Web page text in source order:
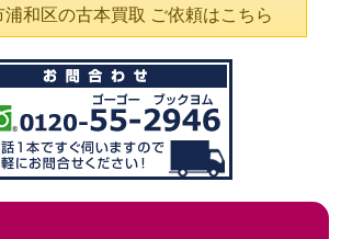
浦和区の古本買取 ご依頼はこちら